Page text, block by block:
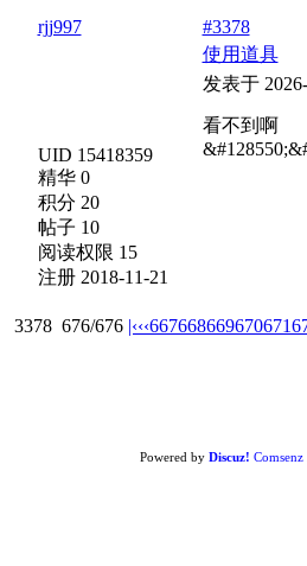
rjj997
UID 15418359
精华 0
积分 20
帖子 10
阅读权限 15
注册 2018-11-21
#3378
使用道具
发表于
看不到啊
3378 676/676 |‹‹‹667668669670671
Powered by Discuz! Comsenz